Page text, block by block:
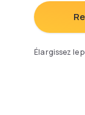
Élargissez le